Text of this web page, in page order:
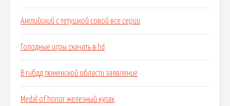
Английский с тетушкой совой все серии
Голодные игры скачать в hd
В гибдд тюменской области заявление
Medal of honor железный кулак